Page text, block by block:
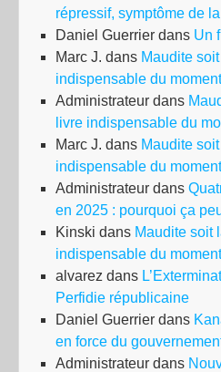
répressif, symptôme de
Daniel Guerrier dans Un
Marc J. dans Maudite
indispensable du moment
Administrateur dans
livre indispensable du
Marc J. dans Maudite
indispensable du moment
Administrateur dans
en 2025 : pourquoi ça
Kinski dans Maudite soit
indispensable du moment
alvarez dans
Perfidie républicaine
Daniel Guerrier dans
en force du
Administrateur dans